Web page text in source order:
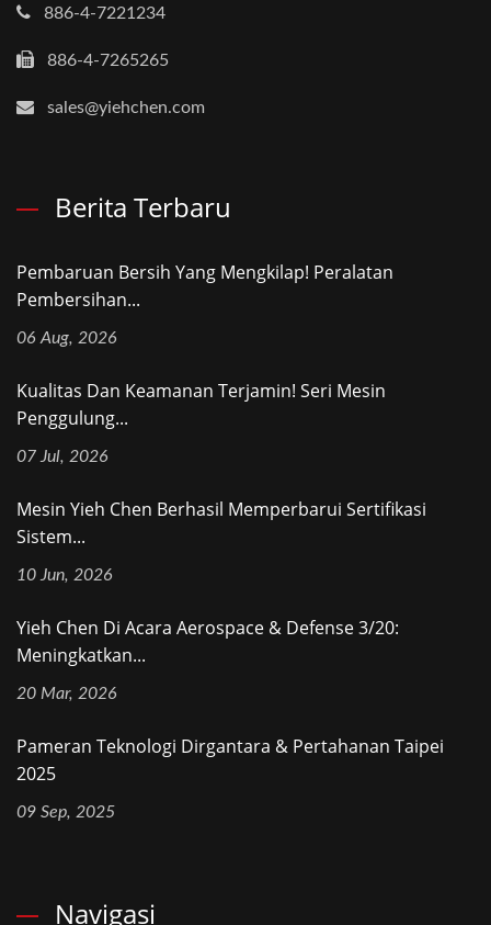
886-4-7221234
886-4-7265265
sales@yiehchen.com
Berita Terbaru
Pembaruan Bersih Yang Mengkilap! Peralatan
Pembersihan...
06 Aug, 2026
Kualitas Dan Keamanan Terjamin! Seri Mesin
Penggulung...
07 Jul, 2026
Mesin Yieh Chen Berhasil Memperbarui Sertifikasi
Sistem...
10 Jun, 2026
Yieh Chen Di Acara Aerospace & Defense 3/20:
Meningkatkan...
20 Mar, 2026
Pameran Teknologi Dirgantara & Pertahanan Taipei
2025
09 Sep, 2025
Navigasi